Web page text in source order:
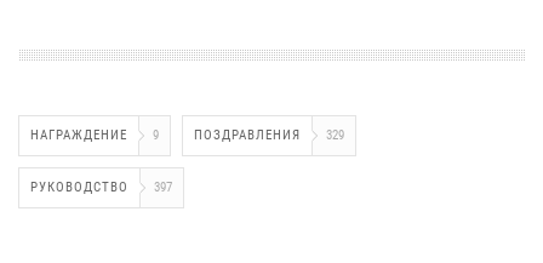
НАГРАЖДЕНИЕ 9 ПОЗДРАВЛЕНИЯ 329
РУКОВОДСТВО 397